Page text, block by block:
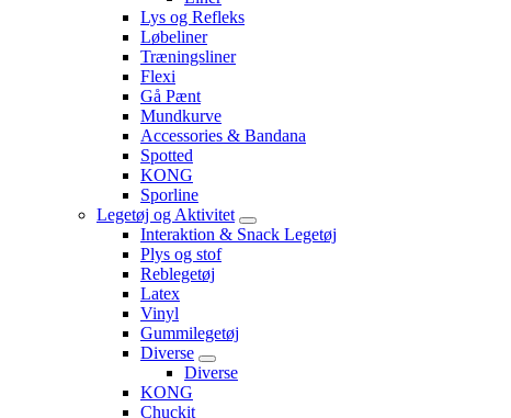
Lys og Refleks
Løbeliner
Træningsliner
Flexi
Gå Pænt
Mundkurve
Accessories & Bandana
Spotted
KONG
Sporline
Legetøj og Aktivitet
Interaktion & Snack Legetøj
Plys og stof
Reblegetøj
Latex
Vinyl
Gummilegetøj
Diverse
Diverse
KONG
Chuckit